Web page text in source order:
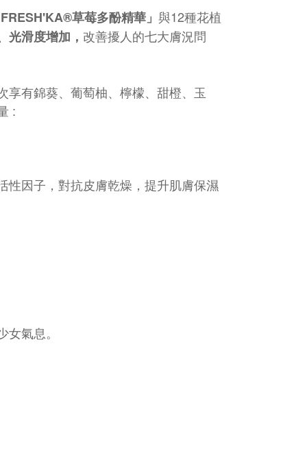
FRESH'KA®草莓多酚精華 」 與12種花植
光滑度增加， 改善擾人的七大膚況問
享有錦葵、葡萄柚、檸檬、甜橙、玉
:
性因子，對抗皮膚乾燥，提升肌膚保濕
氣息。